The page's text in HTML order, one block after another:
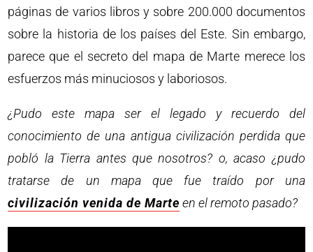
páginas de varios libros y sobre 200.000 documentos
sobre la historia de los países del Este. Sin embargo,
parece que el secreto del mapa de Marte merece los
esfuerzos más minuciosos y laboriosos.
¿Pudo este mapa ser el legado y recuerdo del
conocimiento de una antigua civilización perdida que
pobló la Tierra antes que nosotros? o, acaso ¿pudo
tratarse de un mapa que fue traído por una
civilización venida de Marte en el remoto pasado?